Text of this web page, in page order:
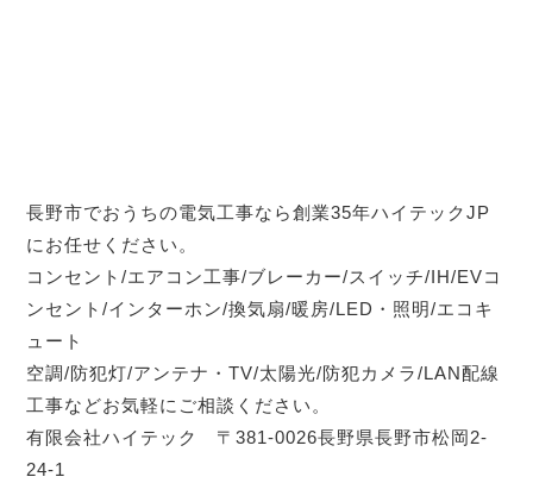
長野市でおうちの電気工事なら創業35年ハイテックJP
にお任せください。
コンセント/エアコン工事/ブレーカー/スイッチ/IH/EVコ
ンセント/インターホン/換気扇/暖房/LED・照明/エコキ
ュート
空調/防犯灯/アンテナ・TV/太陽光/防犯カメラ/LAN配線
工事などお気軽にご相談ください。
有限会社ハイテック 〒381-0026長野県長野市松岡2-
24-1